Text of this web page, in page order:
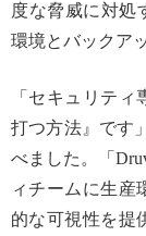
度な脅威に対処
環境とバックア
「セキュリテ
打つ方法』です
べました。「
ィチームに生産
的な可視性を提